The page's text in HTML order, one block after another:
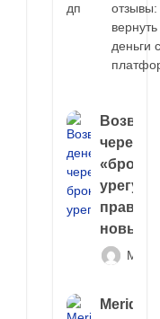
дп
отзывы:
вернуть
деньги с
через
правда
новый